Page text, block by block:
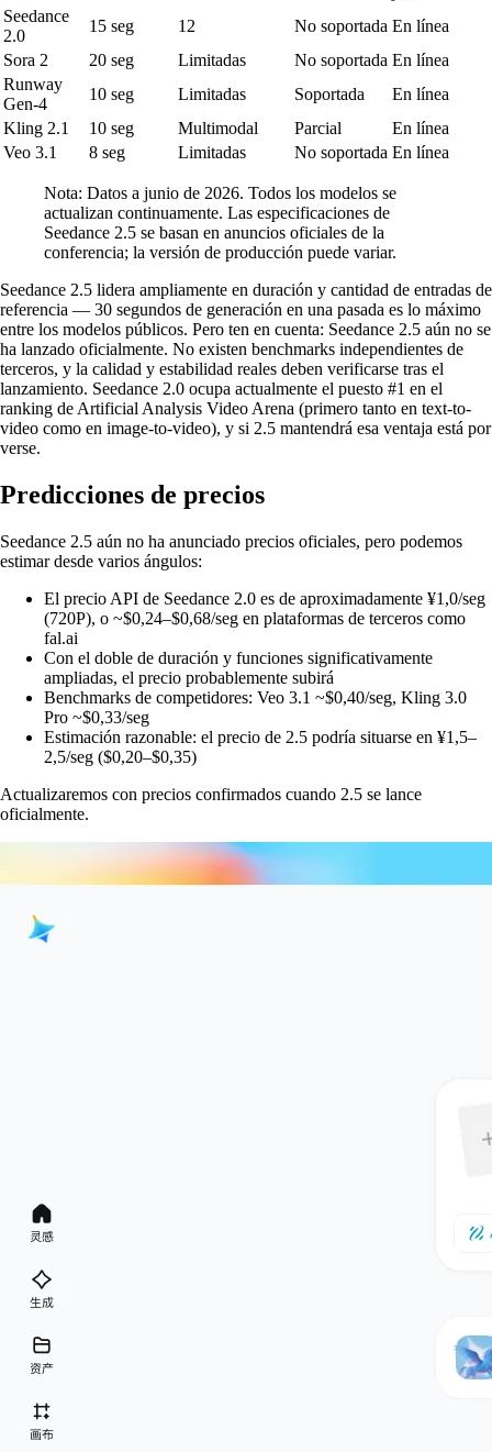
Seedance
2.0
15 seg 12 No soportada En línea
Sora 2
20 seg Limitadas No soportada En línea
Runway
Gen-4
10 seg Limitadas Soportada
En línea
Kling 2.1
10 seg Multimodal Parcial
En línea
Veo 3.1
8 seg Limitadas No soportada En línea
Nota: Datos a junio de 2026. Todos los modelos se
actualizan continuamente. Las especificaciones de
Seedance 2.5 se basan en anuncios oficiales de la
conferencia; la versión de producción puede variar.
Seedance 2.5 lidera ampliamente en duración y cantidad de entradas de
referencia — 30 segundos de generación en una pasada es lo máximo
entre los modelos públicos. Pero ten en cuenta: Seedance 2.5 aún no se
ha lanzado oficialmente. No existen benchmarks independientes de
terceros, y la calidad y estabilidad reales deben verificarse tras el
lanzamiento. Seedance 2.0 ocupa actualmente el puesto #1 en el
ranking de Artificial Analysis Video Arena (primero tanto en text-to-
video como en image-to-video), y si 2.5 mantendrá esa ventaja está por
verse.
Predicciones de precios
Seedance 2.5 aún no ha anunciado precios oficiales, pero podemos
estimar desde varios ángulos:
El precio API de Seedance 2.0 es de aproximadamente ¥1,0/seg
(720P), o ~$0,24–$0,68/seg en plataformas de terceros como
fal.ai
Con el doble de duración y funciones significativamente
ampliadas, el precio probablemente subirá
Benchmarks de competidores: Veo 3.1 ~$0,40/seg, Kling 3.0
Pro ~$0,33/seg
Estimación razonable: el precio de 2.5 podría situarse en ¥1,5–
2,5/seg ($0,20–$0,35)
Actualizaremos con precios confirmados cuando 2.5 se lance
oficialmente.